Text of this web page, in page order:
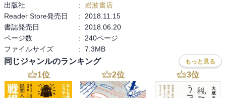
私自身のことになるが、先頃、６５歳になった。
現在は賃貸住宅に居住中だが、今後の住まいを検討中。
理想としては、土地を購入し、バリアフリー住宅を建てることを考
えている。
その一環として、本書を手にとった。
出版社
: 岩波書店
Reader Store発売日
:
2018.11.15
書誌発売日
:
2018.06.20
ページ数
:
240ページ
ファイルサイズ
: 7.3MB
同じジャンルのランキング もっと見る
1位 2位 3位